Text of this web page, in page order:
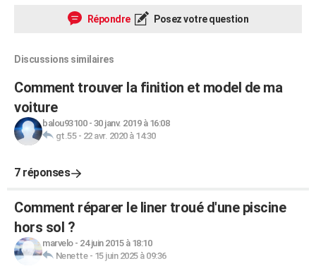
Répondre Posez votre question
Discussions similaires
Comment trouver la finition et model de ma
voiture
balou93100- 30 janv. 2019 à 16:08
gt.55- 22 avr. 2020 à 14:30
7 réponses
Comment réparer le liner troué d'une piscine
hors sol ?
marvelo- 24 juin 2015 à 18:10
Nenette- 15 juin 2025 à 09:36